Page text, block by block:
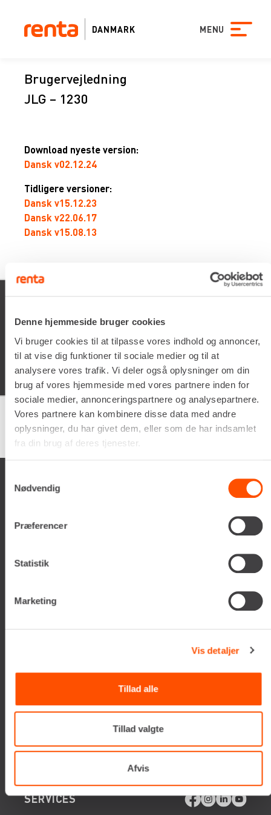
Denne hjemmeside bruger cookies
Vi bruger cookies til at tilpasse vores indhold og annoncer,
til at vise dig funktioner til sociale medier og til at
analysere vores trafik. Vi deler også oplysninger om din
brug af vores hjemmeside med vores partnere inden for
sociale medier, annonceringspartnere og analysepartnere.
Vores partnere kan kombinere disse data med andre
oplysninger, du har givet dem, eller som de har indsamlet
fra din brug af deres tjenester.
Nødvendig
Præferencer
Statistik
Marketing
Vis detaljer
Tillad alle
Tillad valgte
Afvis
DANMARK MENU
Brugervejledning
JLG – 1230
Download nyeste version:
Dansk v02.12.24
Tidligere versioner:
Dansk v15.12.23
Dansk v22.06.17
Dansk v15.08.13
xevo
Schyssta hjälpsamma människor jobbar här, de flesta
iallafall. Man får alltid kaffe te vatten o dricka under tiden
man vöntar på sin tur. 5/5
Google samlet bedømmelse er4.5af 5,
på basis af150 anmeldelser
DK-2650 Hvidovre
CVR-nummer: 29416796
KONTAKT OS
TILMELD NYHEDSBREV
Få de seneste nyheder, invitationer, tips og tricks m.m.
SERVICES